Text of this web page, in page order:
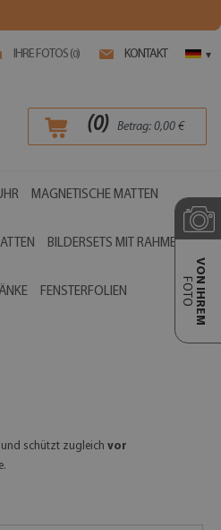
IHRE FOTOS (0) KONTAKT ▾
(0) Betrag: 0,00€
MAGNETISCHE MATTEN
BILDERSETS MIT RAHMEN
FENSTERFOLIEN VON IHREM
FOTO
schützt zugleich vor